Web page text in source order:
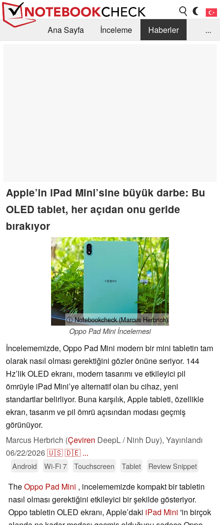
Ana Sayfa İnceleme
Haberler
...
Apple’in iPad Mini’sine büyük darbe: Bu
OLED tablet, her açıdan onu geride
bırakıyor
ⓘ Notebookcheck (Marcus Herbrich)
Oppo Pad Mini İncelemesi
İncelememizde, Oppo Pad Mini modern bir mini tabletin tam
olarak nasıl olması gerektiğini gözler önüne seriyor. 144
Hz’lik OLED ekranı, modern tasarımı ve etkileyici pil
ömrüyle iPad Mini’ye alternatif olan bu cihaz, yeni
standartlar belirliyor. Buna karşılık, Apple tableti, özellikle
ekran, tasarım ve pil ömrü açısından modası geçmiş
görünüyor.
Marcus Herbrich (Çeviren DeepL / Ninh Duy), Yayınlandı
06/22/2026🇺🇸🇩🇪 ...
Android Wi-Fi 7 Touchscreen Tablet Review Snippet
TheOppo Pad Mini , incelememizde kompakt bir tabletin
nasıl olması gerektiğini etkileyici bir şekilde gösteriyor.
Oppo tabletin OLED ekranı, Apple’daki iPad Mini 'in birçok